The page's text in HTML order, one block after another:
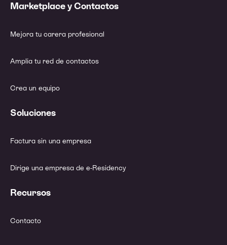
Marketplace y Contactos
Mejora tu carera profesional
Amplía tu red de contactos
Crea un equipo
Soluciones
Factura sin una empresa
Dirige una empresa de e-Residency
Recursos
Contacto